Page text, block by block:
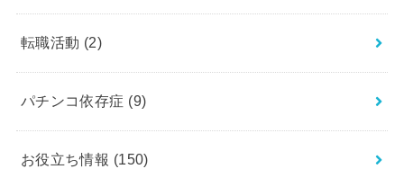
転職活動 (2)
パチンコ依存症 (9)
お役立ち情報 (150)